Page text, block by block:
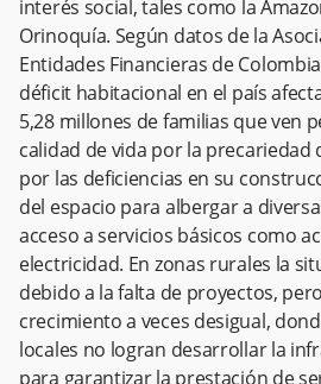
interés social, tales como la
Orinoquía. Según datos de la
Entidades Financieras de
déficit habitacional en el país
5,28 millones de familias que ven
calidad de vida por la precariedad
por las deficiencias en su
del espacio para albergar a
acceso a servicios básicos como
electricidad. En zonas rurales la
debido a la falta de proyectos,
crecimiento a veces desigual,
locales no logran desarrollar la
para garantizar la prestación de